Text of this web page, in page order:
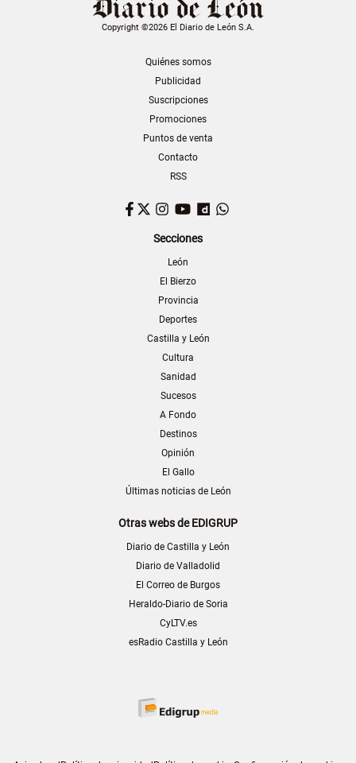
Copyright ©2026 El Diario de León S.A.
Quiénes somos
Publicidad
Suscripciones
Promociones
Puntos de venta
Contacto
RSS
Facebook
TwitterInstagram
YouTubeDailymotion
Secciones
León
El Bierzo
Provincia
Deportes
Castilla y León
Cultura
Sanidad
Sucesos
A Fondo
Destinos
Opinión
El Gallo
Últimas noticias de León
Otras webs de EDIGRUP
Diario de Castilla y León
Diario de Valladolid
El Correo de Burgos
Heraldo-Diario de Soria
CyLTV.es
esRadio Castilla y León